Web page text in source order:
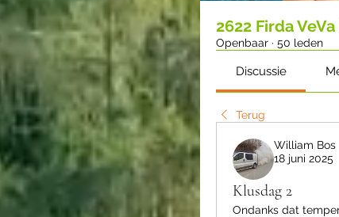
2622 Firda
Openbaar · 50 leden
Discussie
Terug
William Bos
18 juni 2025
Klusdag 2
Ondanks dat